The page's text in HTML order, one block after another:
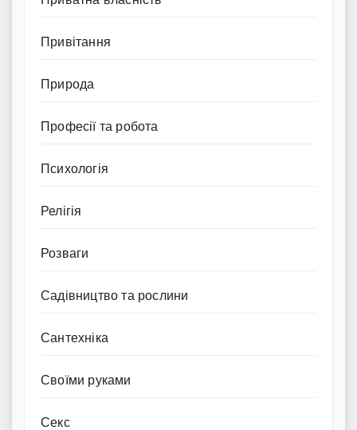
Привітання
Природа
Професії та робота
Психологія
Релігія
Розваги
Садівництво та рослини
Сантехніка
Своїми руками
Секс